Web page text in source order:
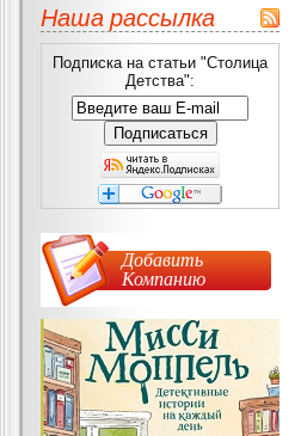
Наша рассылка
Подписка на статьи "Столица
Детства":
Добавить
Компанию